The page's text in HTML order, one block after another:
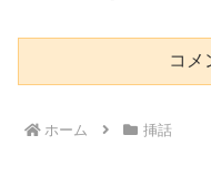
コメ
ホーム 挿話